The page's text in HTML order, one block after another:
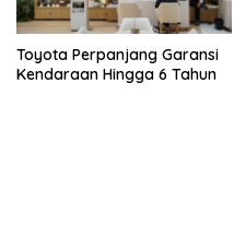
Toyota Perpanjang Garansi
Kendaraan Hingga 6 Tahun